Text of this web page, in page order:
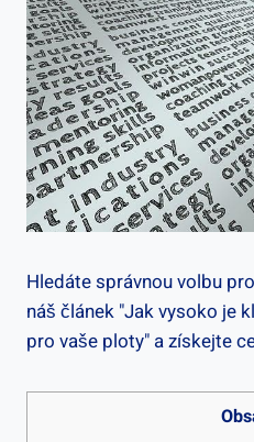
Hledáte správnou‌ volbu
‌náš článek "Jak ‍vysoko‌ je
pro vaše ploty" a​ získejte